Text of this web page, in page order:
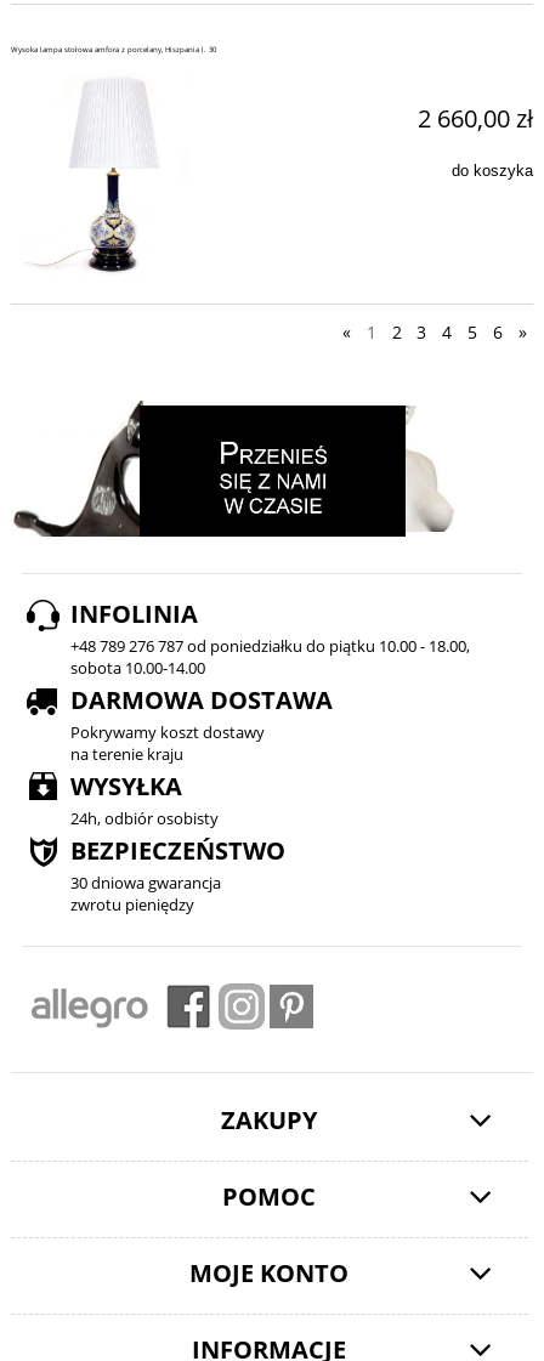
Wysoka lampa stołowa amfora z porcelany, Hiszpania l. 30
2 660,00 zł
do koszyka
« 1 2 3 4 5 6 »
INFOLINIA
+48 789 276 787 od poniedziałku do piątku 10.00 - 18.00,
sobota 10.00-14.00
DARMOWA DOSTAWA
Pokrywamy koszt dostawy
na terenie kraju
WYSYŁKA
24h, odbiór osobisty
BEZPIECZEŃSTWO
30 dniowa gwarancja
zwrotu pieniędzy
ZAKUPY
POMOC
MOJE KONTO
INFORMACJE